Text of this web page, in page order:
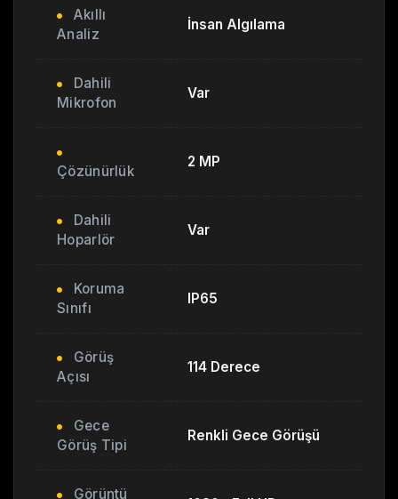
Akıllı
Analiz
İnsan Algılama
Dahili
Mikrofon
Var
Çözünürlük
2 MP
Dahili
Hoparlör
Var
Koruma
Sınıfı
IP65
Görüş
Açısı
114 Derece
Gece
Görüş Tipi
Renkli Gece Görüşü
Görüntü